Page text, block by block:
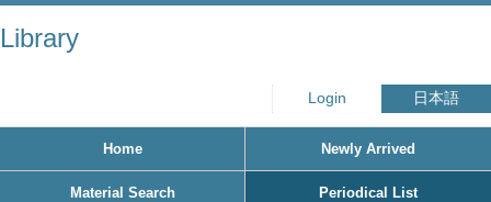
Library
Login 日本語
Home Newly Arrived
Material Search Periodical List